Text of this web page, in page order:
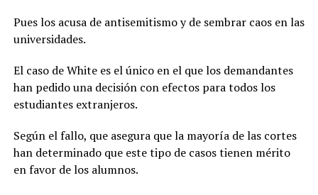
Pues los acusa de antisemitismo y de sembrar caos en las
universidades.
El caso de White es el único en el que los demandantes
han pedido una decisión con efectos para todos los
estudiantes extranjeros.
Según el fallo, que asegura que la mayoría de las cortes
han determinado que este tipo de casos tienen mérito
en favor de los alumnos.